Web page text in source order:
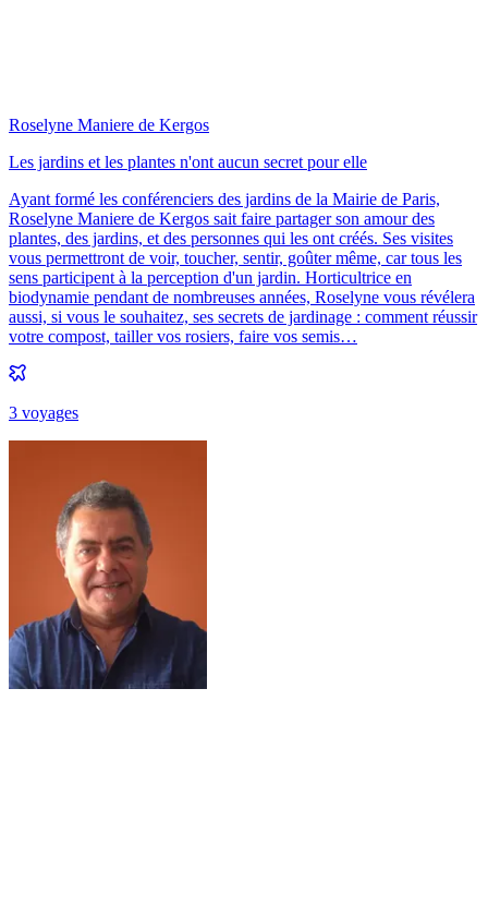
Roselyne Maniere de Kergos
Les jardins et les plantes n'ont aucun secret pour elle
Ayant formé les conférenciers des jardins de la Mairie de Paris,
Roselyne Maniere de Kergos sait faire partager son amour des
plantes, des jardins, et des personnes qui les ont créés. Ses visites
vous permettront de voir, toucher, sentir, goûter même, car tous les
sens participent à la perception d'un jardin. Horticultrice en
biodynamie pendant de nombreuses années, Roselyne vous révélera
aussi, si vous le souhaitez, ses secrets de jardinage : comment réussir
votre compost, tailler vos rosiers, faire vos semis…
3 voyages